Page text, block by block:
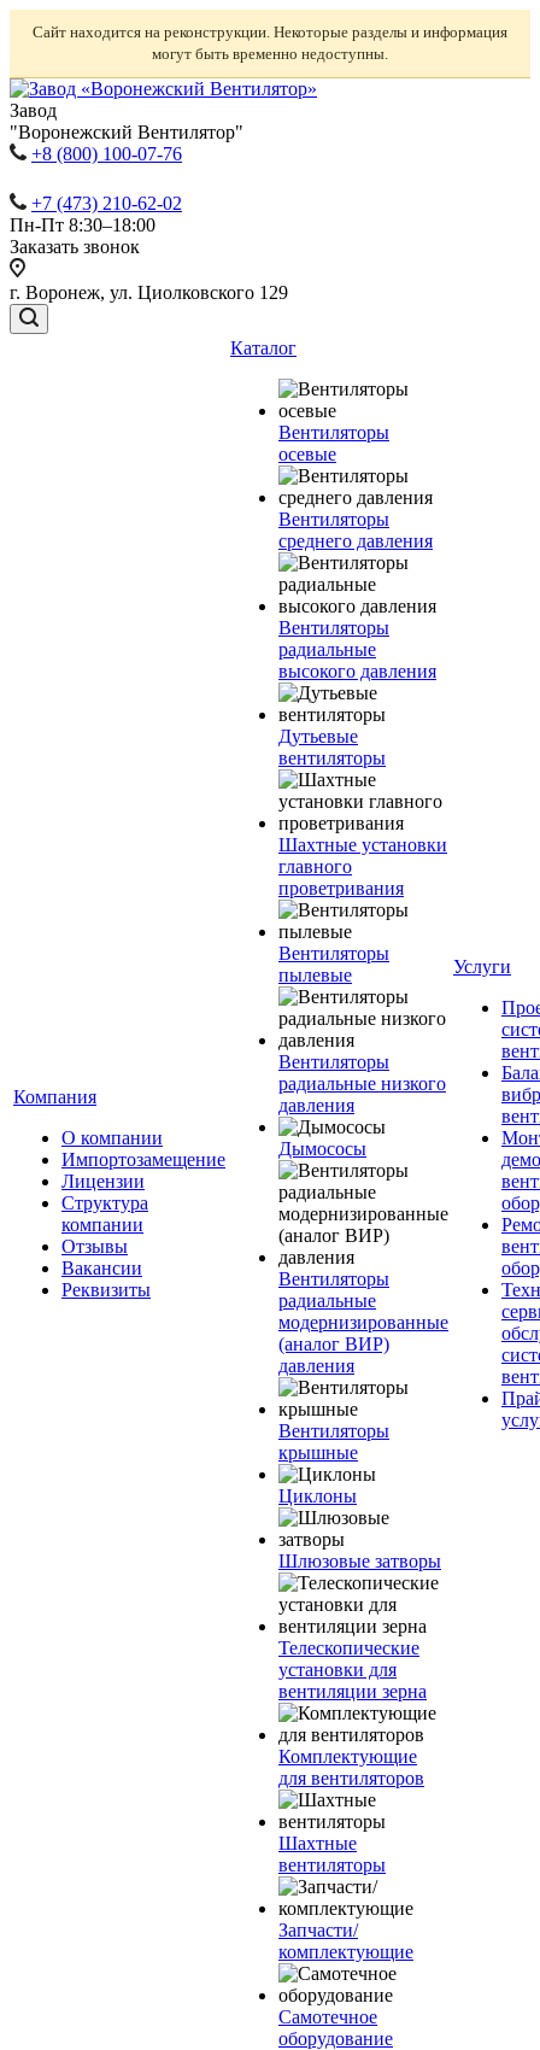
Сайт находится на реконструкции. Некоторые разделы и информация
могут быть временно недоступны.
Завод
"Воронежский Вентилятор"
+8 (800) 100-07-76
+7 (473) 210-62-02
Пн-Пт 8:30–18:00
Заказать звонок
г. Воронеж, ул. Циолковского 129
Компания
О компании
Импортозамещение
Лицензии
Структура
компании
Отзывы
Вакансии
Реквизиты
Каталог
Вентиляторы
осевые
Вентиляторы
среднего давления
Вентиляторы
радиальные
высокого давления
Дутьевые
вентиляторы
Шахтные установки
главного
проветривания
Вентиляторы
пылевые
Вентиляторы
радиальные низкого
давления
Дымососы
Вентиляторы
радиальные
модернизированные
(аналог ВИР)
давления
Вентиляторы
крышные
Циклоны
Шлюзовые затворы
Телескопические
установки для
вентиляции зерна
Комплектующие
для вентиляторов
Шахтные
вентиляторы
Запчасти/
комплектующие
Самотечное
оборудование
Услуги